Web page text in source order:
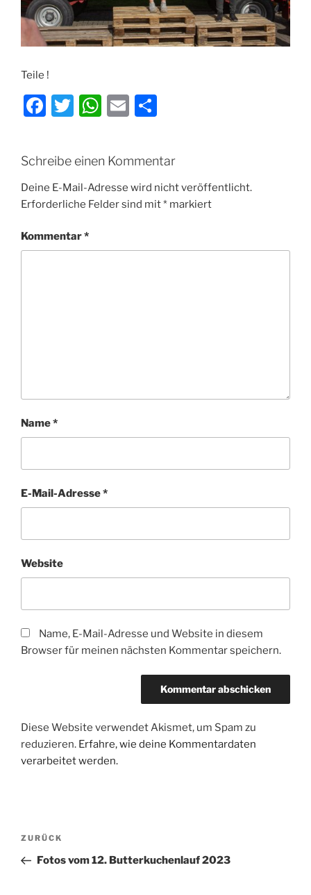
Teile !
F
c
e
b
o
o
T
itt
er
W
at
s
A
p
E
l
le
n
Schreibe einen Kommentar
Deine E-Mail-Adresse wird nicht veröffentlicht.
Erforderliche Felder sind mit* markiert
Kommentar*
Name*
E-Mail-Adresse*
Website
Name, E-Mail-Adresse und Website in diesem
Browser für meinen nächsten Kommentar speichern.
Diese Website verwendet Akismet, um Spam zu
reduzieren. Erfahre, wie deine Kommentardaten
verarbeitet werden.
Beitragsnavigation
Vorheriger
Beitrag
ZURÜCK
Fotos vom 12. Butterkuchenlauf 2023